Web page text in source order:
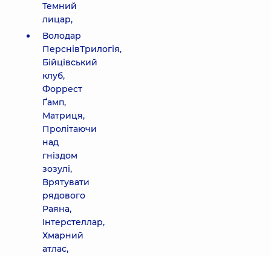
Темний
лицар,
Володар
ПерснівТрилогія,
Бійцівський
клуб,
Форрест
Ґамп,
Матриця,
Пролітаючи
над
гніздом
зозулі,
Врятувати
рядового
Раяна,
Інтерстеллар,
Хмарний
атлас,